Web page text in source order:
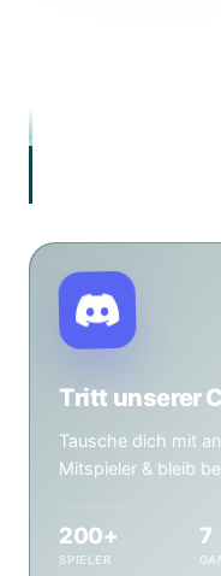
Tritt unserer
Tausche dich mit
Mitspieler & bleib
200+
SPIELER
7